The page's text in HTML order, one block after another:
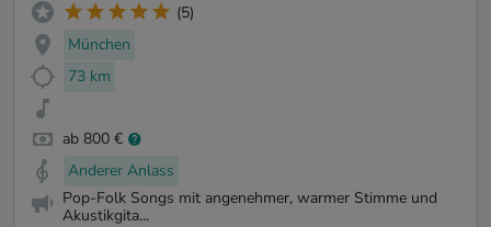
(5)
München
73 km
ab 800 €
Anderer Anlass
Pop-Folk Songs mit angenehmer, warmer Stimme und
Akustikgita...